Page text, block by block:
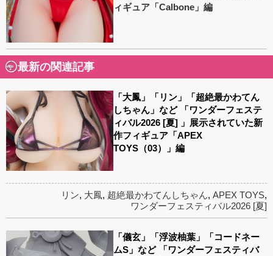
ィギュア「Calbone」編
最新の関連記事
「大鳳」「リン」「超絶最かわてん
しちゃん」など 「ワンダーフェステ
ィバル2026 [夏] 」展示されていた新
作フィギュア「APEX
TOYS（03）」編
リン, 大鳳, 超絶最かわてんしちゃん, APEX TOYS,
ワンダーフェスティバル2026 [夏]
「儀玄」「浮波柚葉」「コードネー
ムS」など 「ワンダーフェスティバ